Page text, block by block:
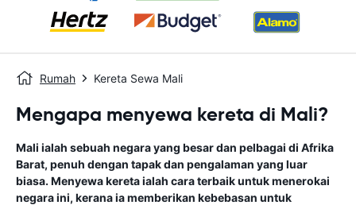
Rumah Kereta Sewa Mali
Mengapa menyewa kereta di Mali?
Mali ialah sebuah negara yang besar dan pelbagai di Afrika
Barat, penuh dengan tapak dan pengalaman yang luar
biasa. Menyewa kereta ialah cara terbaik untuk menerokai
negara ini, kerana ia memberikan kebebasan untuk